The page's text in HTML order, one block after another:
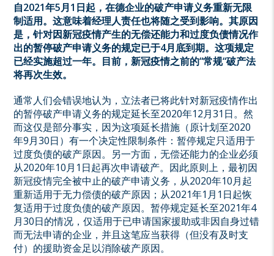
自2021年5月1 日起，在德企业的破产申请义务重新无限
制适用。这意味着经理人责任也将随之受到影响。其原因
是，针对因新冠疫情产生的无偿还能力和过度负债情况作
出的暂停破产申请义务的规定已于4月底到期。这项规定
已经实施超过一年。目前，新冠疫情之前的“常规“破产法
将再次生效。
通常人们会错误地认为，立法者已将此针对新冠疫情作出
的暂停破产申请义务的规定延长至2020年12月31日。然
而这仅是部分事实，因为这项延长措施（原计划至2020
年9月30日）有一个决定性限制条件：暂停规定只适用于
过度负债的破产原因。另一方面，无偿还能力的企业必须
从2020年10月1日起再次申请破产。因此原则上，最初因
新冠疫情完全被中止的破产申请义务，从2020年10月起
重新适用于无力偿债的破产原因；从2021年1月1日起恢
复适用于过度负债的破产原因。暂停规定延长至2021年4
月30日的情况，仅适用于已申请国家援助或非因自身过错
而无法申请的企业，并且这笔应当获得（但没有及时支
付）的援助资金足以消除破产原因。